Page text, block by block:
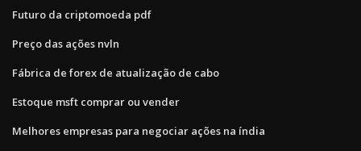
Futuro da criptomoeda pdf
Preço das ações nvln
Fábrica de forex de atualização de cabo
Estoque msft comprar ou vender
Melhores empresas para negociar ações na índia